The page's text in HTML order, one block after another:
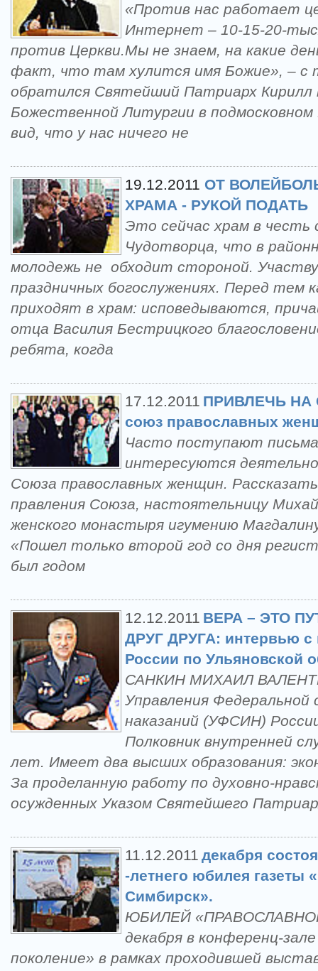
«Против нас работает
Интернет – 10-15-20-
против Церкви.Мы не знаем, на какие
факт, что там хулится имя Божие», – с
обратился Святейший Патриарх Кирилл
Божественной Литургии в
вид, что у нас ничего не
19.12.2011 ОТ
ХРАМА - РУКОЙ ПОДАТЬ
Это сейчас храм в честь
Чудотворца, что в
молодежь не обходит стороной.
праздничных богослужениях. Перед тем
приходят в храм: исповедываются,
отца Василия Бестрицкого
ребята, когда
17.12.2011 ПРИВЛЕЧЬ НА
союз православных
Часто поступают
интересуются
Союза православных женщин.
правления Союза, настоятельницу
женского монастыря игумению
«Пошел только второй год со дня
был годом
12.12.2011 ВЕРА – ЭТО
ДРУГ ДРУГА: интервью
России по Ульяновской
САНКИН МИХАИЛ
Управления Федеральной
наказаний (УФСИН)
Полковник внутренней
лет. Имеет два высших образования:
За проделанную работу по духовно-
осужденных Указом Святейшего
11.12.2011 декабря
-летнего юбилея газеты
Симбирск».
ЮБИЛЕЙ
декабря в конференц-
поколение» в рамках проходившей